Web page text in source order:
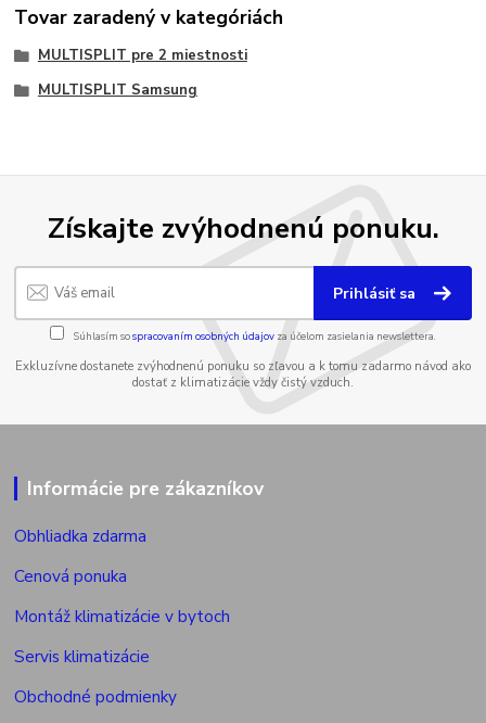
Tovar zaradený v kategóriách
MULTISPLIT pre 2 miestnosti
MULTISPLIT Samsung
Získajte zvýhodnenú ponuku.
Prihlásiť sa
Súhlasím sospracovaním osobných údajov za účelom zasielania newslettera.
Exkluzívne dostanete zvýhodnenú ponuku so zľavou a k tomu zadarmo návod ako
dostať z klimatizácie vždy čistý vzduch.
Informácie pre zákazníkov
Obhliadka zdarma
Cenová ponuka
Montáž klimatizácie v bytoch
Servis klimatizácie
Obchodné podmienky